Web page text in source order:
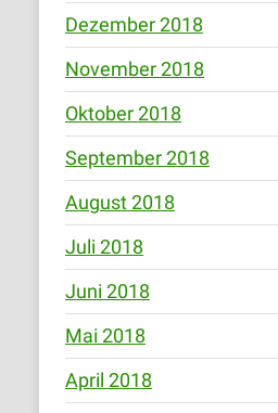
Dezember 2018
November 2018
Oktober 2018
September 2018
August 2018
Juli 2018
Juni 2018
Mai 2018
April 2018